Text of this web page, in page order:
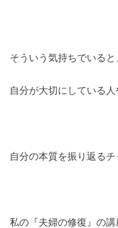
そういう気持ちでいると
自分が大切にしている
自分の本質を振り返るチ
私の『夫婦の修復』の講